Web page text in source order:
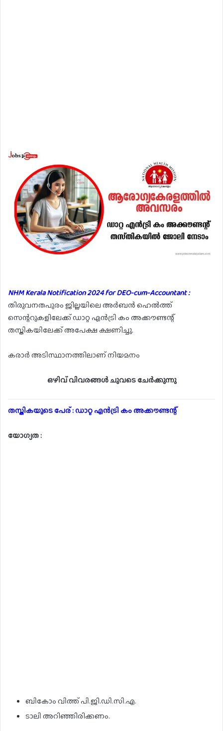
NHM Kerala Notification 2024 for DEO-cum-Accountant :
തിരുവനതപുരം ജില്ലയിലെ അർബൻ ഹെൽത്ത്
സെന്ററുകളിലേക്ക് ഡാറ്റ എൻട്രി കം അക്കൗണ്ടന്റ്
തസ്തികയിലേക്ക് അപേക്ഷ ക്ഷണിച്ചു.
കരാർ അടിസ്ഥാനത്തിലാണ് നിയമനം
ഒഴിവ് വിവരങ്ങൾ ചുവടെ ചേർക്കുന്നു
തസ്തികയുടെ പേര് : ഡാറ്റ എൻട്രി കം അക്കൗണ്ടന്റ്
യോഗ്യത :
ബികോം വിത്ത് പി.ജി.ഡി.സി.എ.
ടാലി അറിഞ്ഞിരിക്കണം.